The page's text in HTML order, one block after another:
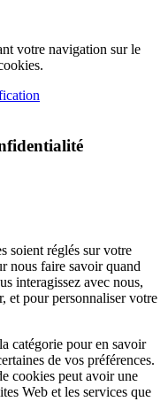
votre navigation sur le
soient réglés sur votre
nous faire savoir quand
interagissez avec nous,
et pour personnaliser votre
catégorie pour en savoir
de vos préférences.
cookies peut avoir une
Web et les services que